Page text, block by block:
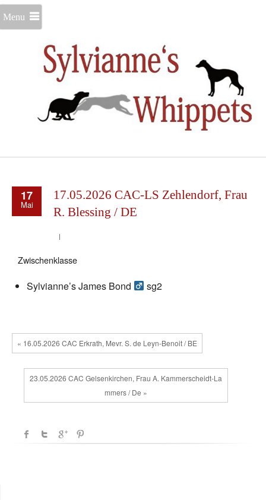
Menu
17
Mai
17.05.2026 CAC-LS Zehlendorf, Frau
R. Blessing / DE
Zwischenklasse
Sylvianne’s James Bond sg2
« 16.05.2026 CAC Erkrath, Mevr. S. de Leyn-Benoit / BE
23.05.2026 CAC Gelsenkirchen, Frau A. Kammerscheidt-La
mmers / De »